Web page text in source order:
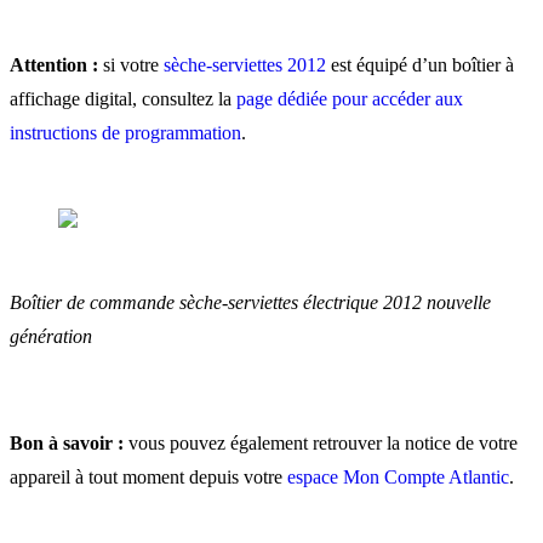
Attention : si votre sèche-serviettes 2012 est équipé d’un boîtier à
affichage digital, consultez la page dédiée pour accéder aux
instructions de programmation.
Boîtier de commande sèche-serviettes électrique 2012 nouvelle
génération
Bon à savoir : vous pouvez également retrouver la notice de votre
appareil à tout moment depuis votre espace Mon Compte Atlantic.